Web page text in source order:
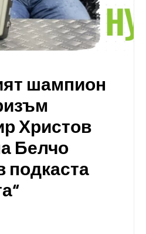
шампион
Христов
Белчо
подкаста